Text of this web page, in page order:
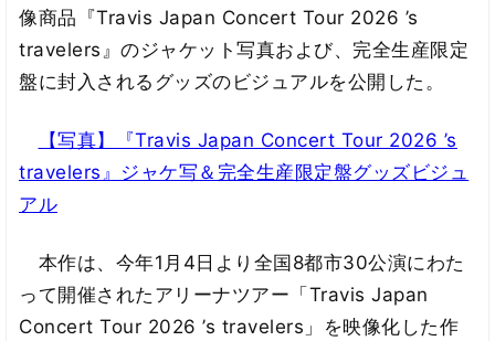
像商品『Travis Japan Concert Tour 2026 ’s
travelers』のジャケット写真および、完全生産限定
盤に封入されるグッズのビジュアルを公開した。
【写真】『Travis Japan Concert Tour 2026 ’s
travelers』ジャケ写＆完全生産限定盤グッズビジュ
アル
本作は、今年1月4日より全国8都市30公演にわた
って開催されたアリーナツアー「Travis Japan
Concert Tour 2026 ’s travelers」を映像化した作